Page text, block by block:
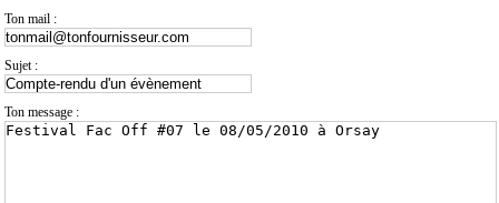
venir
Annoncer
évènement
Ton mail :
Sujet :
Ton message :